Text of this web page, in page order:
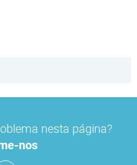
nesta página?
nos